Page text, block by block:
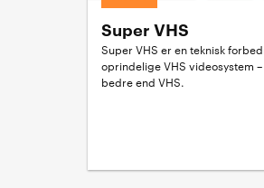
Super VHS
Super VHS er en teknisk
oprindelige VHS videosystem
bedre end VHS.